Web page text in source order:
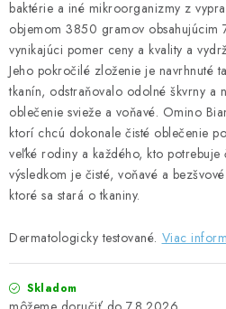
ZAREGISTRUJTE SA
OBCHODNÉ PODMIENKY
ZNAČKY
Obchodné podmienky
baktérie a iné mikroorganizmy z
objemom 3850 gramov obsahujúcim
vynikajúci pomer ceny a kvality a
Jeho pokročilé zloženie je navrhnuté
tkanín, odstraňovalo odolné škvrny a
oblečenie svieže a voňavé. Omino
ktorí chcú dokonale čisté oblečenie
veľké rodiny a každého, kto potrebuje
výsledkom je čisté, voňavé a
ktoré sa stará o tkaniny.
Dermatologicky testované. Viac
Skladom